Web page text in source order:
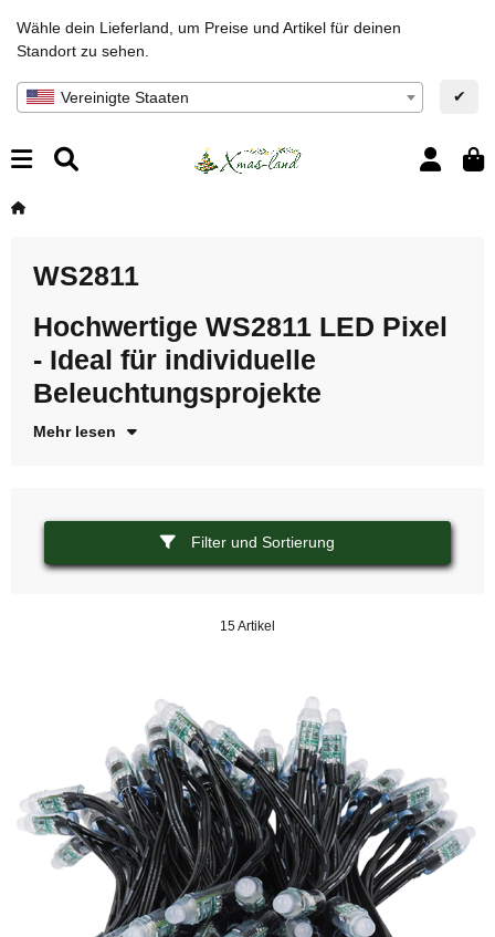
Wähle dein Lieferland, um Preise und Artikel für deinen
Standort zu sehen.
Vereinigte Staaten ✔
WS2811
Hochwertige WS2811 LED Pixel
- Ideal für individuelle
Beleuchtungsprojekte
Mehr lesen
Filter und Sortierung
15 Artikel